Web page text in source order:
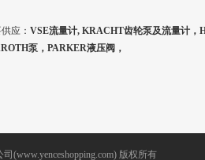
应： VSE流量计, KRACHT齿轮泵及流量计，
泵，PARKER液压阀，
(www.yenceshopping.com) 版权所有